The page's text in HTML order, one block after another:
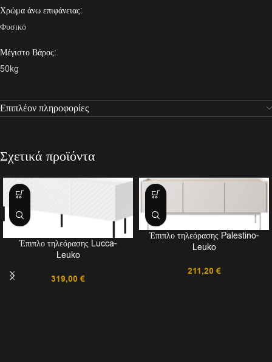
Χρώμα άνω επιφάνειας:
Φυσικό
Μέγιστο Βάρος:
50kg
Επιπλέον πληροφορίες
Σχετικά προϊόντα
Έπιπλο τηλεόρασης Lucca-
Leuko
319,00 €
Έπιπλο τηλεόρασης Palestino-
Leuko
211,20 €